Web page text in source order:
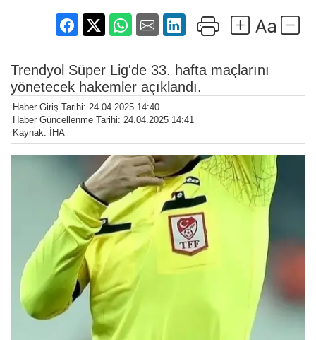
Trendyol Süper Lig'de 33. hafta maçlarını
yönetecek hakemler açıklandı.
Haber Giriş Tarihi: 24.04.2025 14:40
Haber Güncellenme Tarihi: 24.04.2025 14:41
Kaynak: İHA